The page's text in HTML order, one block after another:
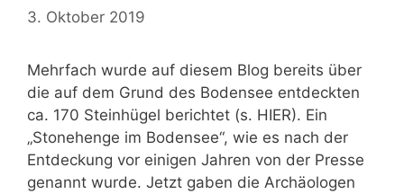
3. Oktober 2019
Mehrfach wurde auf diesem Blog bereits über
die auf dem Grund des Bodensee entdeckten
ca. 170 Steinhügel berichtet (s. HIER). Ein
„Stonehenge im Bodensee“, wie es nach der
Entdeckung vor einigen Jahren von der Presse
genannt wurde. Jetzt gaben die Archäologen